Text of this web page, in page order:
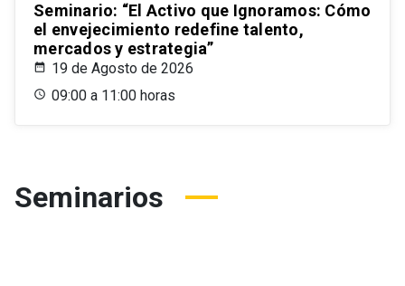
Seminario: “El Activo que Ignoramos: Cómo
el envejecimiento redefine talento,
mercados y estrategia”
19 de Agosto de 2026
09:00 a 11:00 horas
Seminarios